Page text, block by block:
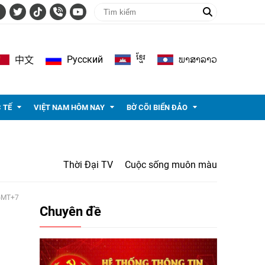
中文 Pусский ខ្មែរ ພາ​ສາ​ລາວ
TẾ VIỆT NAM HÔM NAY BỜ CÕI BIỂN ĐẢO
Thời Đại TV Cuộc sống muôn màu
Chuyên đề